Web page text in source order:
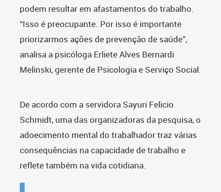
podem resultar em afastamentos do trabalho.
“Isso é preocupante. Por isso é importante
priorizarmos ações de prevenção de saúde”,
analisa a psicóloga Erliete Alves Bernardi
Melinski, gerente de Psicologia e Serviço Social.
De acordo com a servidora Sayuri Felicio
Schmidt, uma das organizadoras da pesquisa, o
adoecimento mental do trabalhador traz várias
consequências na capacidade de trabalho e
reflete também na vida cotidiana.